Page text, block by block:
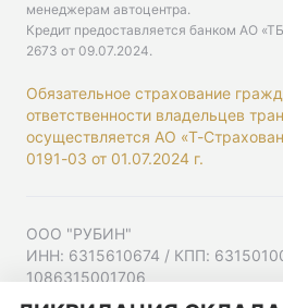
менеджерам автоцентра.
Кредит предоставляется банком АО
2673 от 09.07.2024.
Обязательное страхование
ответственности владельцев
осуществляется АО «Т-
0191-03 от 01.07.2024 г.
ООО "РУБИН"
ИНН: 6315610674 / КПП:
1086315001706